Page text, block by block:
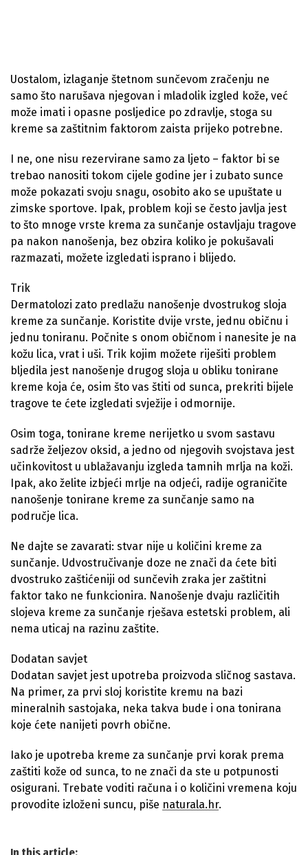
Uostalom, izlaganje štetnom sunčevom zračenju ne
samo što narušava njegovan i mladolik izgled kože, već
može imati i opasne posljedice po zdravlje, stoga su
kreme sa zaštitnim faktorom zaista prijeko potrebne.
I ne, one nisu rezervirane samo za ljeto – faktor bi se
trebao nanositi tokom cijele godine jer i zubato sunce
može pokazati svoju snagu, osobito ako se upuštate u
zimske sportove. Ipak, problem koji se često javlja jest
to što mnoge vrste krema za sunčanje ostavljaju tragove
pa nakon nanošenja, bez obzira koliko je pokušavali
razmazati, možete izgledati isprano i blijedo.
Trik
Dermatolozi zato predlažu nanošenje dvostrukog sloja
kreme za sunčanje. Koristite dvije vrste, jednu običnu i
jednu toniranu. Počnite s onom običnom i nanesite je na
kožu lica, vrat i uši. Trik kojim možete riješiti problem
bljedila jest nanošenje drugog sloja u obliku tonirane
kreme koja će, osim što vas štiti od sunca, prekriti bijele
tragove te ćete izgledati svježije i odmornije.
Osim toga, tonirane kreme nerijetko u svom sastavu
sadrže željezov oksid, a jedno od njegovih svojstava jest
učinkovitost u ublažavanju izgleda tamnih mrlja na koži.
Ipak, ako želite izbjeći mrlje na odjeći, radije ograničite
nanošenje tonirane kreme za sunčanje samo na
područje lica.
Ne dajte se zavarati: stvar nije u količini kreme za
sunčanje. Udvostručivanje doze ne znači da ćete biti
dvostruko zaštićeniji od sunčevih zraka jer zaštitni
faktor tako ne funkcionira. Nanošenje dvaju različitih
slojeva kreme za sunčanje rješava estetski problem, ali
nema uticaj na razinu zaštite.
Dodatan savjet
Dodatan savjet jest upotreba proizvoda sličnog sastava.
Na primer, za prvi sloj koristite kremu na bazi
mineralnih sastojaka, neka takva bude i ona tonirana
koje ćete nanijeti povrh obične.
Iako je upotreba kreme za sunčanje prvi korak prema
zaštiti kože od sunca, to ne znači da ste u potpunosti
osigurani. Trebate voditi računa i o količini vremena koju
provodite izloženi suncu, piše naturala.hr.
In this article: